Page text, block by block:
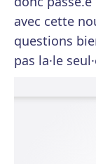
avec cette
questions
pas la·le